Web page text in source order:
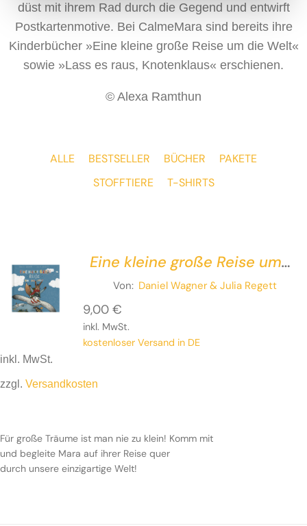
düst mit ihrem Rad durch die Gegend und entwirft
Postkartenmotive. Bei CalmeMara sind bereits ihre
Kinderbücher »Eine kleine große Reise um die Welt«
sowie »Lass es raus, Knotenklaus« erschienen.
© Alexa Ramthun
ALLE BESTSELLER BÜCHER
PAKETE
STOFFTIERE
T-SHIRTS
Eine kleine große Reise um
die Welt
Von: Daniel Wagner& Julia Regett
9,00 €
inkl. MwSt.
kostenloser Versand in DE
inkl. MwSt.
zzgl. Versandkosten
einzigartige Welt!
Für große Träume ist man nie zu klein! Komm mit
und begleite Mara auf ihrer Reise quer
durch unsere einzigartige Welt!